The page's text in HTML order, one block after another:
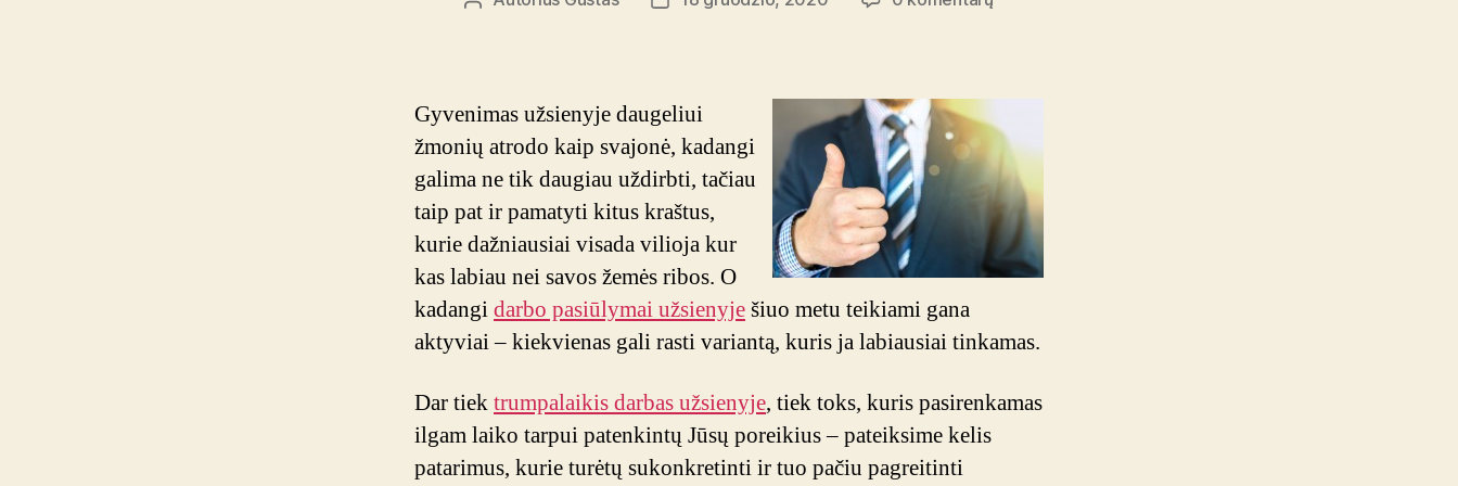
patarimai
skubantiems
Gyvenimas užsienyje daugeliui
žmonių atrodo kaip svajonė, kadangi
galima ne tik daugiau uždirbti, tačiau
taip pat ir pamatyti kitus kraštus,
kurie dažniausiai visada vilioja kur
kas labiau nei savos žemės ribos. O
kadangidarbo pasiūlymai užsienyješiuo metu teikiami gana
aktyviai – kiekvienas gali rasti variantą, kuris ja labiausiai tinkamas.
Dar tiektrumpalaikis darbas užsienyje, tiek toks, kuris pasirenkamas
ilgam laiko tarpui patenkintų Jūsų poreikius – pateiksime kelis
patarimus, kurie turėtų sukonkretinti ir tuo pačiu pagreitinti